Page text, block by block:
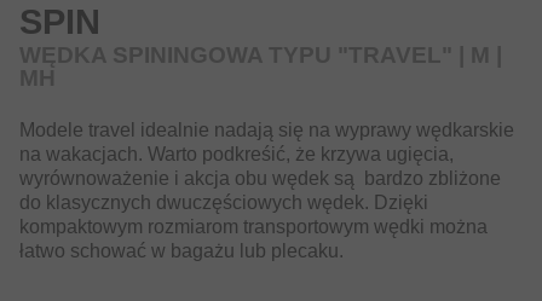
SPIN
WĘDKA SPININGOWA TYPU "TRAVEL" | M |
MH
Modele travel idealnie nadają się na wyprawy wędkarskie
na wakacjach. Warto podkreśić, że krzywa ugięcia,
wyrównoważenie i akcja obu wędek są bardzo zbliżone
do klasycznych dwuczęściowych wędek. Dzięki
kompaktowym rozmiarom transportowym wędki można
łatwo schować w bagażu lub plecaku.